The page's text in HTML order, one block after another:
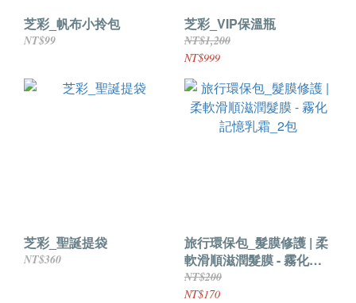
芝彩_帆布小拎包
NT$99
芝彩_VIP保溫瓶
NT$1,200
NT$999
芝彩_聖誕提袋
NT$360
旅行環保包_髮膜修護 | 柔
軟滑順滋潤髮膜 - 霧化記
憶乳霜_2包
NT$200
NT$170